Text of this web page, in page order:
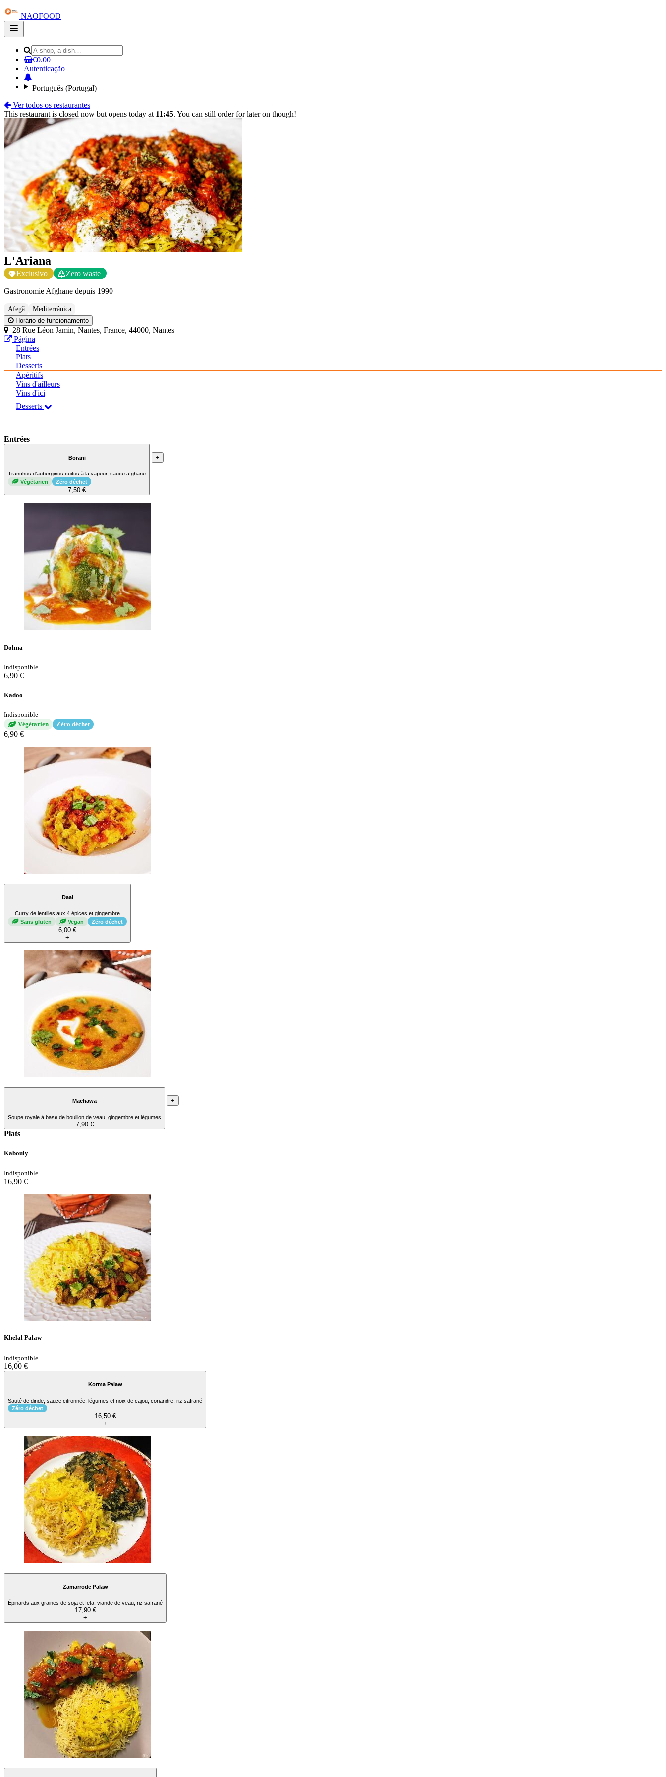
NAOFOOD
Open
main
€0.00
Autenticação
Português (Portugal)
Ver todos os restaurantes
This restaurant is closed now but opens today at 11:45. You can still order for later on though!
L'Ariana
Exclusivo Zero waste
Gastronomie Afghane depuis 1990
Afegã
Mediterrânica
Horário de funcionamento
28 Rue Léon Jamin, Nantes, France, 44000, Nantes
Página
Entrées
Plats
Desserts
Apéritifs
Vins d'ailleurs
Vins d'ici
Desserts
Entrées
Borani
Tranches d’aubergines cuites à la vapeur, sauce afghane
Végétarien
Zéro déchet
7,50 €
+
Dolma
Indisponible
6,90 €
Kadoo
Indisponible
Végétarien
Zéro déchet
6,90 €
Daal
Curry de lentilles aux 4 épices et gingembre
Sans gluten
Vegan Zéro déchet
6,00 €
+
Machawa
Soupe royale à base de bouillon de veau, gingembre et légumes
7,90 €
+
Plats
Kabouly
Indisponible
16,90 €
Khelal Palaw
Indisponible
16,00 €
Korma Palaw
Sauté de dinde, sauce citronnée, légumes et noix de cajou, coriandre, riz safrané
Zéro déchet
16,50 €
+
Zamarrode Palaw
Épinards aux graines de soja et feta, viande de veau, riz safrané
17,90 €
+